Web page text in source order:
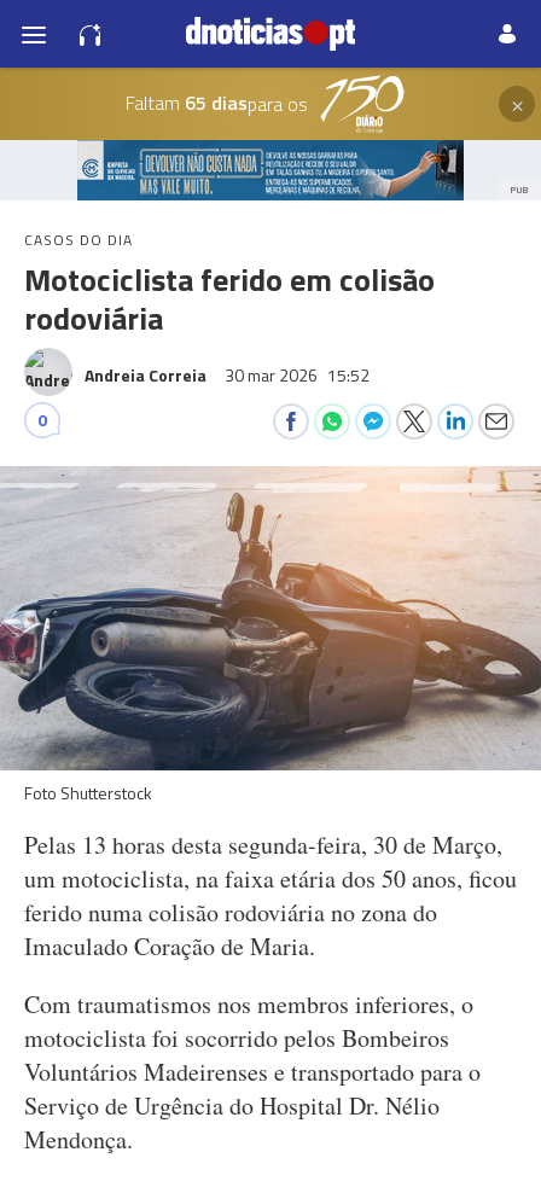
Faltam 65 diaspara os ×
PUB
CASOS DO DIA
Motociclista ferido em colisão
rodoviária
Andreia Correia 30 mar 2026 15:52
0
Foto Shutterstock
Pelas 13 horas desta segunda-feira, 30 de Março,
um motociclista, na faixa etária dos 50 anos, ficou
ferido numa colisão rodoviária no zona do
Imaculado Coração de Maria.
Com traumatismos nos membros inferiores, o
motociclista foi socorrido pelos Bombeiros
Voluntários Madeirenses e transportado para o
Serviço de Urgência do Hospital Dr. Nélio
Mendonça.